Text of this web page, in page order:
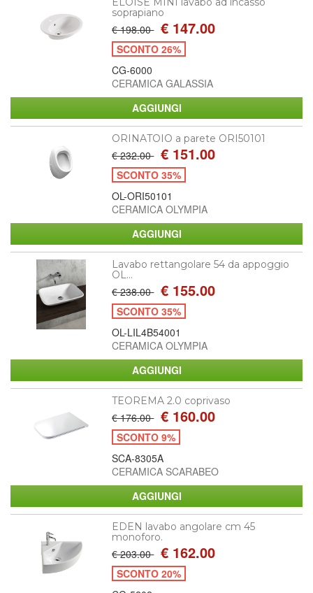
soprapiano
€ 198.00 € 147.00
SCONTO 26%
CG-6000
CERAMICA GALASSIA
ORINATOIO a parete ORI50101
€ 232.00 € 151.00
SCONTO 35%
OL-ORI50101
CERAMICA OLYMPIA
Lavabo rettangolare 54 da appoggio
OL...
€ 238.00 € 155.00
SCONTO 35%
OL-LIL4B54001
CERAMICA OLYMPIA
TEOREMA 2.0 coprivaso
€ 176.00 € 160.00
SCONTO 9%
SCA-8305A
CERAMICA SCARABEO
EDEN lavabo angolare cm 45
monoforo.
€ 203.00 € 162.00
SCONTO 20%